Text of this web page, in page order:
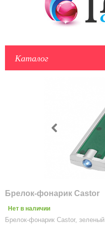
Каталог
Брелок-фонарик Castor
Нет в наличии
Брелок-фонарик Castor, зеленый